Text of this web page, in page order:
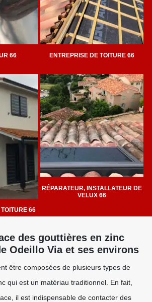
66 ENTREPRISE DE TOITURE 66
66
RÉPARATEUR, INSTALLATEUR DE
VELUX 66
des gouttières en zinc
Odeillo Via et ses environs
être composées de plusieurs types de
qui est un matériau traditionnel. En fait,
il est indispensable de contacter des